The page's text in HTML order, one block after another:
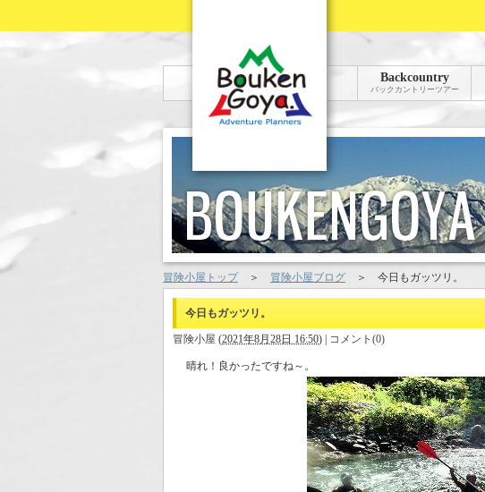
Backcountry
バックカントリーツアー
冒険小屋トップ＞ 冒険小屋ブログ ＞ 今日もガッツリ。
今日もガッツリ。
冒険小屋 (2021年8月28日 16:50) コメント(0)
晴れ！良かったですね～。